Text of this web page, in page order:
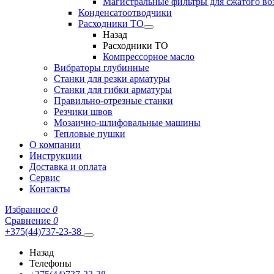
Конденсатоотводчики
Расходники ТО
Назад
Расходники ТО
Компрессорное масло
Вибраторы глубинные
Станки для резки арматуры
Станки для гибки арматуры
Правильно-отрезные станки
Резчики швов
Мозаично-шлифовальные машины
Тепловые пушки
О компании
Инструкции
Доставка и оплата
Сервис
Контакты
Избранное 0
Сравнение 0
+375(44)737-23-38
Назад
Телефоны